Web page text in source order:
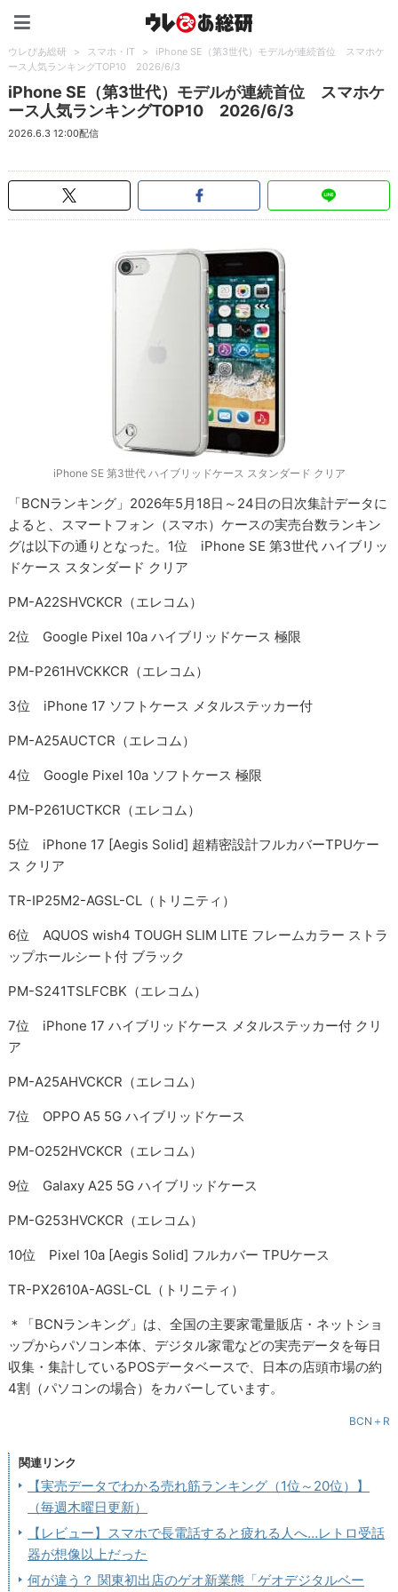
ウレぴあ総研 > スマホ・IT >
iPhone SE（第3世代）モデルが連続首位 スマホケ
ース人気ランキングTOP10 2026/6/3
iPhone SE（第3世代）モデルが連続首位 スマホケ
ース人気ランキングTOP10 2026/6/3
2026.6.3 12:00配信
iPhone SE 第3世代 ハイブリッドケース スタンダード クリア
「BCNランキング」2026年5月18日～24日の日次集計データに
よると、スマートフォン（スマホ）ケースの実売台数ランキン
グは以下の通りとなった。1位 iPhone SE 第3世代 ハイブリッ
ドケース スタンダード クリア
PM-A22SHVCKCR（エレコム）
2位 Google Pixel 10a ハイブリッドケース 極限
PM-P261HVCKKCR（エレコム）
3位 iPhone 17 ソフトケース メタルステッカー付
PM-A25AUCTCR（エレコム）
4位 Google Pixel 10a ソフトケース 極限
PM-P261UCTKCR（エレコム）
5位 iPhone 17 [Aegis Solid] 超精密設計フルカバーTPUケー
ス クリア
TR-IP25M2-AGSL-CL（トリニティ）
6位 AQUOS wish4 TOUGH SLIM LITE フレームカラー ストラ
ップホールシート付 ブラック
PM-S241TSLFCBK（エレコム）
7位 iPhone 17 ハイブリッドケース メタルステッカー付 クリ
ア
PM-A25AHVCKCR（エレコム）
7位 OPPO A5 5G ハイブリッドケース
PM-O252HVCKCR（エレコム）
9位 Galaxy A25 5G ハイブリッドケース
PM-G253HVCKCR（エレコム）
10位 Pixel 10a [Aegis Solid] フルカバー TPUケース
TR-PX2610A-AGSL-CL（トリニティ）
＊「BCNランキング」は、全国の主要家電量販店・ネットショ
ップからパソコン本体、デジタル家電などの実売データを毎日
収集・集計しているPOSデータベースで、日本の店頭市場の約
4割（パソコンの場合）をカバーしています。
BCN＋R
関連リンク
【実売データでわかる売れ筋ランキング（1位～20位）】
（毎週木曜日更新）
【レビュー】スマホで長電話すると疲れる人へ…レトロ受話
器が想像以上だった
何が違う？ 関東初出店のゲオ新業態「ゲオデジタルベー